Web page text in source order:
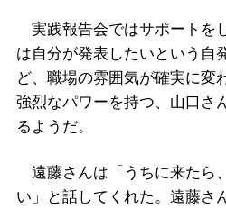
実践報告会ではサポートを
は自分が発表したいという自
ど、職場の雰囲気が確実に変
強烈なパワーを持つ、山口さ
るようだ。
遠藤さんは「うちに来たら
い」と話してくれた。遠藤さ